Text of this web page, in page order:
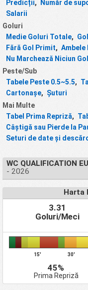
Predicții, Număr de
Salarii
Goluri
Medie Goluri Totale,
Fără Gol Primit, Ambele
Nu Marchează Niciun Gol
Peste/Sub
Tabele Peste 0.5~5.5,
Cartonașe, Șuturi
Mai Multe
Tabel Prima Repriză,
Câștigă sau Pierde la
Seturi de date și
WC QUALIFICATION
- 2026
Harta
3.31
Goluri/Meci
15' 30'
45%
Prima Repriză